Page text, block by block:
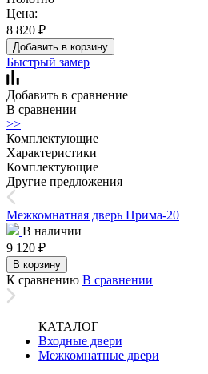
Цена:
8 820 ₽
Добавить в корзину
Быстрый замер
Добавить в сравнение
В сравнении
>>
Комплектующие
Характеристики
Комплектующие
Другие предложения
Межкомнатная дверь Прима-20
В наличии
9 120 ₽
В корзину
К сравнению В сравнении
КАТАЛОГ
Входные двери
Межкомнатные двери